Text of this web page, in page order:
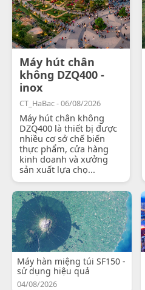
Máy hút chân
không DZQ400 -
inox
CT_HaBac - 06/08/2026
Máy hút chân không
DZQ400 là thiết bị được
nhiều cơ sở chế biến
thực phẩm, cửa hàng
kinh doanh và xưởng
sản xuất lựa chọ...
Máy hàn miệng túi SF150 -
sử dụng hiệu quả
04/08/2026